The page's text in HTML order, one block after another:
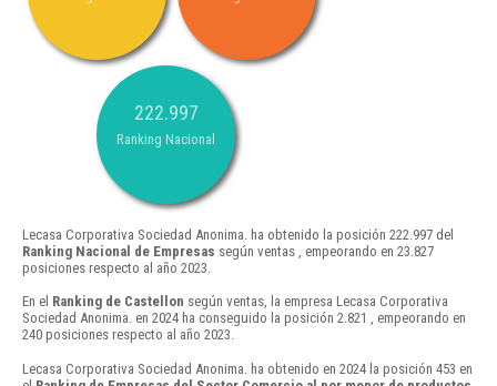
222.997
Ranking Nacional
Lecasa Corporativa Sociedad Anonima. ha obtenido la posición 222.997 del
Ranking Nacional de Empresas según ventas , empeorando en 23.827
posiciones respecto al año 2023.
En el Ranking de Castellon según ventas, la empresa Lecasa Corporativa
Sociedad Anonima. en 2024 ha conseguido la posición 2.821 , empeorando en
240 posiciones respecto al año 2023.
Lecasa Corporativa Sociedad Anonima. ha obtenido en 2024 la posición 453 en